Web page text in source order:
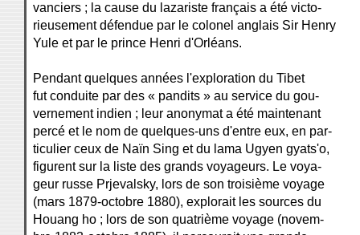
vanciers ; la cause du lazariste français a été victo-
rieusement défendue par le colonel anglais Sir Henry
Yule et par le prince Henri d'Orléans.
Pendant quelques années l'exploration du Tibet
fut conduite par des « pandits » au service du gou-
vernement indien ; leur anonymat a été maintenant
percé et le nom de quelques-uns d'entre eux, en par-
ticulier ceux de Naïn Sing et du lama Ugyen gyats'o,
figurent sur la liste des grands voyageurs. Le voya-
geur russe Prjevalsky, lors de son troisième voyage
(mars 1879-octobre 1880), explorait les sources du
Houang ho ; lors de son quatrième voyage (novem-